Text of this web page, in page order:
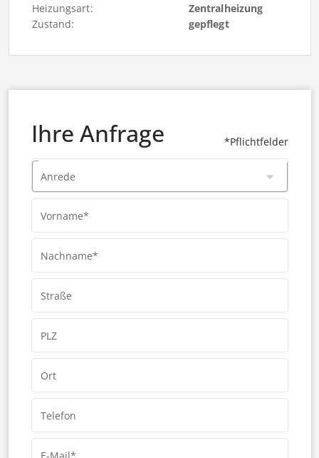
Heizungsart:
Zentralheizung
Zustand:
gepflegt
*Pflichtfelder
Ihre Anfrage
Anrede
Vorname*
Nachname*
Straße
PLZ
Ort
Telefon
E-Mail*